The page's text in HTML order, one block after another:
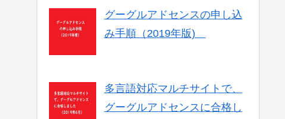
グーグルアドセンスの申し込
み手順（2019年版)
多言語対応マルチサイトで、
グーグルアドセンスに合格し